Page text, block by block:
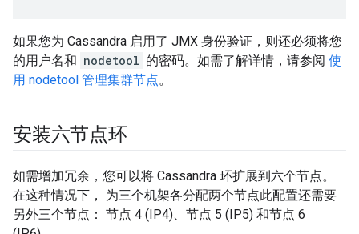
如果您为 Cassandra 启用了 JMX 身份验证，则还必须将您
的用户名和 nodetool 的密码。如需了解详情，请参阅 使
用 nodetool 管理集群节点。
安装六节点环
如需增加冗余，您可以将 Cassandra 环扩展到六个节点。
在这种情况下， 为三个机架各分配两个节点此配置还需要
另外三个节点： 节点 4 (IP4)、节点 5 (IP5) 和节点 6